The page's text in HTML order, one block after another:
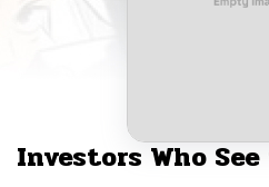
Investors Who